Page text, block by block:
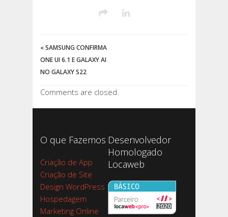
«SAMSUNG CONFIRMA
ONE UI 6.1 E GALAXY AI
NO GALAXY S22
Comments are closed.
O que Fazemos
Criação de App
Criação de Site
Design WordPress
Hospedagem
Marketing Online
Desenvolvedor
Homologado
Locaweb